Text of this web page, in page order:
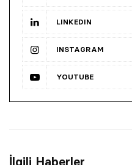
LINKEDIN
INSTAGRAM
YOUTUBE
İlgili Haberler